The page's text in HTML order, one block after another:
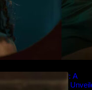
Chandhu – Teaser: A
Extravaganza